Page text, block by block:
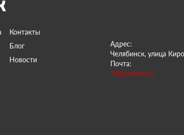
Контакты
Блог
Новости
Адрес:
Челябинск, улица
Почта:
74@sowork.ru